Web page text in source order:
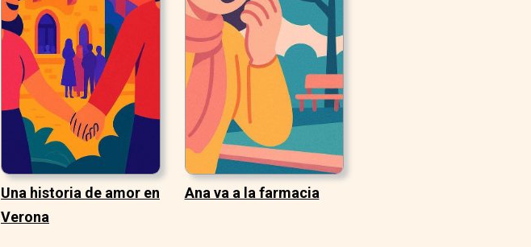
Una historia de amor en
Verona
Ana va a la farmacia